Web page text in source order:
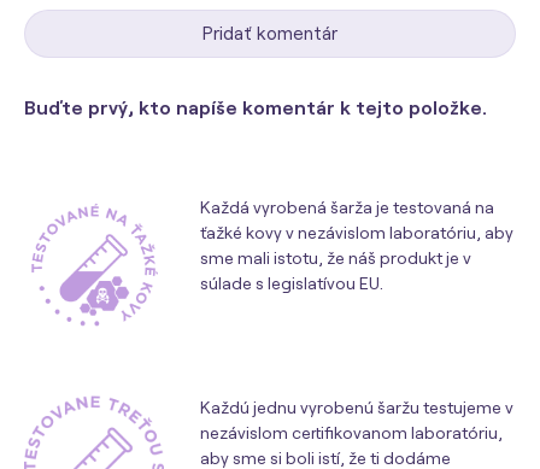
Pridať komentár
Buďte prvý, kto napíše komentár k tejto položke.
Každá vyrobená šarža je testovaná na
ťažké kovy v nezávislom laboratóriu, aby
sme mali istotu, že náš produkt je v
súlade s legislatívou EU.
Každú jednu vyrobenú šaržu testujeme v
nezávislom certifikovanom laboratóriu,
aby sme si boli istí, že ti dodáme